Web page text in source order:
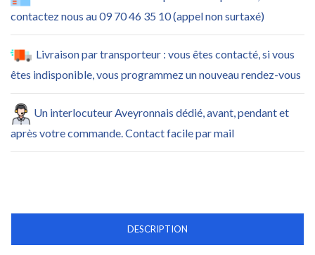
contactez nous au 09 70 46 35 10 (appel non surtaxé)
Livraison par transporteur : vous êtes contacté, si vous
êtes indisponible, vous programmez un nouveau rendez-vous
Un interlocuteur Aveyronnais dédié, avant, pendant et
après votre commande. Contact facile par mail
DESCRIPTION